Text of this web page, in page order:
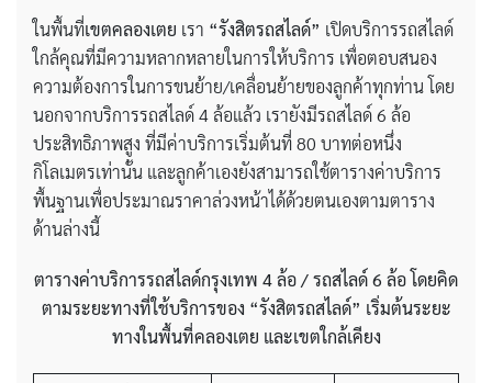
ในพื้นที่เขตคลองเตย เรา “รังสิตรถสไลด์” เปิดบริการรถสไลด์
ใกล้คุณที่มีความหลากหลายในการให้บริการ เพื่อตอบสนอง
ความต้องการในการขนย้าย/เคลื่อนย้ายของลูกค้าทุกท่าน โดย
นอกจากบริการรถสไลด์ 4 ล้อแล้ว เรายังมีรถสไลด์ 6 ล้อ
ประสิทธิภาพสูง ที่มีค่าบริการเริ่มต้นที่ 80 บาทต่อหนึ่ง
กิโลเมตรเท่านั้น และลูกค้าเองยังสามารถใช้ตารางค่าบริการ
พื้นฐานเพื่อประมาณราคาล่วงหน้าได้ด้วยตนเองตามตาราง
ด้านล่างนี้
ตารางค่าบริการรถสไลด์กรุงเทพ 4 ล้อ / รถสไลด์ 6 ล้อ โดยคิด
ตามระยะทางที่ใช้บริการของ “รังสิตรถสไลด์” เริ่มต้นระยะ
ทางในพื้นที่คลองเตย และเขตใกล้เคียง